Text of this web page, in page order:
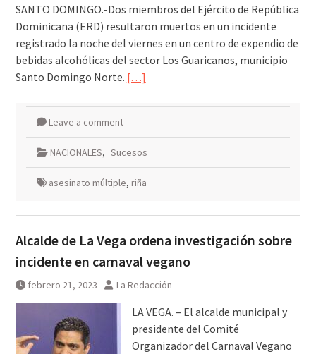
SANTO DOMINGO.-Dos miembros del Ejército de República
Dominicana (ERD) resultaron muertos en un incidente
registrado la noche del viernes en un centro de expendio de
bebidas alcohólicas del sector Los Guaricanos, municipio
Santo Domingo Norte. […]
Leave a comment
NACIONALES, Sucesos
asesinato múltiple, riña
Alcalde de La Vega ordena investigación sobre
incidente en carnaval vegano
febrero 21, 2023 La Redacción
LA VEGA. – El alcalde municipal y
presidente del Comité
Organizador del Carnaval Vegano